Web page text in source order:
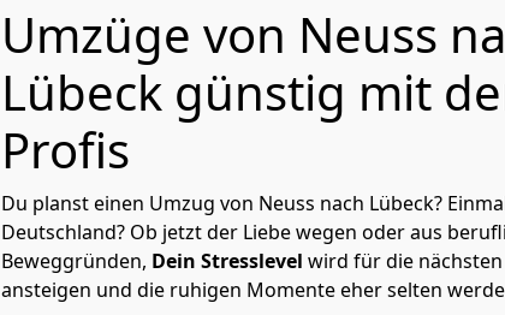
Umzüge von Neuss
Lübeck günstig mit
Profis
Du planst einen Umzug von Neuss nach Lübeck?
Deutschland? Ob jetzt der Liebe wegen oder aus
Beweggründen, Dein Stresslevel wird für die
ansteigen und die ruhigen Momente eher selten